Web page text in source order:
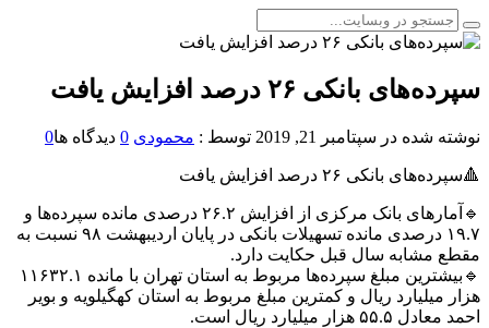
سپرده‌های بانکی ۲۶ درصد افزایش یافت
نوشته شده در سپتامبر 21, 2019 توسط : محمودی 0 دیدگاه ها0
🔺سپرده‌های بانکی ۲۶ درصد افزایش یافت
🔹آمارهای بانک مرکزی از افزایش ۲۶.۲ درصدی مانده سپرده‌ها و
۱۹.۷ درصدی مانده تسهیلات بانکی در پایان اردیبهشت ۹۸ نسبت به
مقطع مشابه سال قبل حکایت دارد.
🔹بیشترین مبلغ سپرده‌ها مربوط به استان تهران با مانده ۱۱۶۳۲.۱
هزار میلیارد ریال و کمترین مبلغ مربوط به استان کهگیلویه و بویر
احمد معادل ۵۵.۵ هزار میلیارد ریال است.